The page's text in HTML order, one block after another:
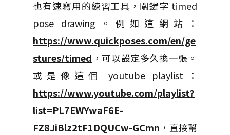
也有速寫用的練習工具，關鍵字 timed
pose drawing。例如這網站：
https://www.quickposes.com/en/ge
stures/timed ，可以設定多久換一張。
或是像這個 youtube playlist：
https://www.youtube.com/playlist?
list=PL7EWYwaF6E-
FZ8JiBlz2tF1DQUCw-GCmn ，直接幫